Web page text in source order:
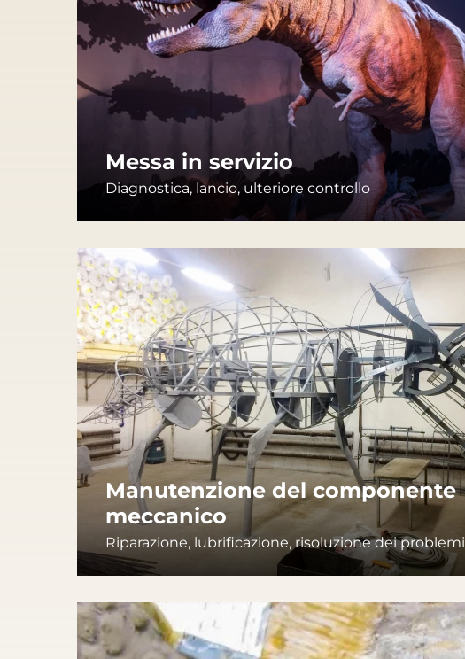
Messa in servizio
Diagnostica, lancio, ulteriore controllo
Manutenzione del componente
meccanico
Riparazione, lubrificazione, risoluzione dei problemi